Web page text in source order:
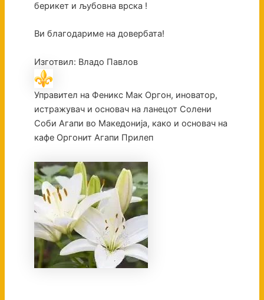
берикет и љубовна врска !
Ви благодариме на довербата!
Изготвил: Владо Павлов
Управител на Феникс Мак Оргон, иноватор,
истражувач и основач на ланецот Солени
Соби Агапи во Македонија, како и основач на
кафе Оргонит Агапи Прилеп